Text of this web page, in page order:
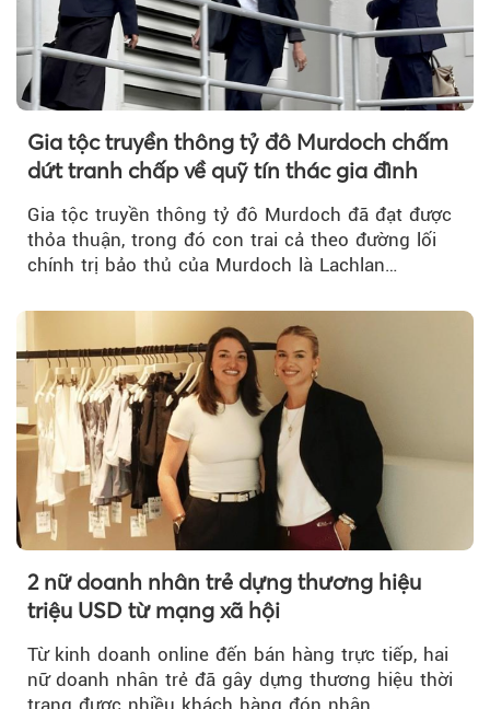
Gia tộc truyền thông tỷ đô Murdoch chấm
dứt tranh chấp về quỹ tín thác gia đình
Gia tộc truyền thông tỷ đô Murdoch đã đạt được
thỏa thuận, trong đó con trai cả theo đường lối
chính trị bảo thủ của Murdoch là Lachlan
2 nữ doanh nhân trẻ dựng thương hiệu
triệu USD từ mạng xã hội
Từ kinh doanh online đến bán hàng trực tiếp, hai
nữ doanh nhân trẻ đã gây dựng thương hiệu thời